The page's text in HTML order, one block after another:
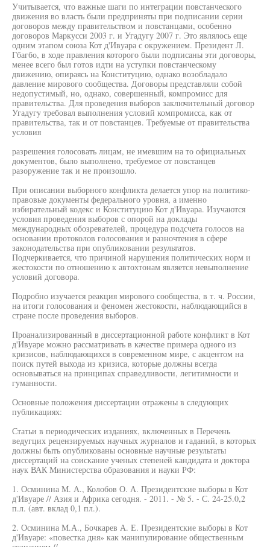
Учитывается, что важные шаги по интеграции повстанческого
движения во власть были предприняты при подписании серии
договоров между правительством и повстанцами, особенно
договоров Маркусси 2003 г. и Угадугу 2007 г. Это являлось еще
одним этапом союза Кот д'Ивуара с окружением. Президент Л.
Гбагбо, в ходе правления которого были подписаны эти договоры,
менее всего был готов идти на уступки повстанческому
движению, опираясь на Конституцию, однако возобладало
давление мирового сообщества. Договоры представляли собой
недопустимый, но, однако, совершенный, компромисс для
правительства. Для проведения выборов заключительный договор
Угадугу требовал выполнения условий компромисса, как от
правительства, так и от повстанцев. Требуемые от правительства
условия
разрешения голосовать лицам, не имевшим на то официальных
документов, было выполнено, требуемое от повстанцев
разоружение так и не произошло.
При описании выборного конфликта делается упор на политико-
правовые документы федерального уровня, а именно
избирательный кодекс и Конституцию Кот д'Ивуара. Изучаются
условия проведения выборов с опорой на доклады
международных обозревателей, процедура подсчета голосов на
основании протоколов голосования и разночтения в сфере
законодательства при опубликовании результатов.
Подчеркивается, что причиной нарушения политических норм и
жестокости по отношению к автохтонам является невыполнение
условий договора.
Подробно изучается реакция мирового сообщества, в т. ч. России,
на итоги голосования и феномен жестокости, наблюдающийся в
стране после проведения выборов.
Проанализированный в диссертационной работе конфликт в Кот
д'Ивуаре можно рассматривать в качестве примера одного из
кризисов, наблюдающихся в современном мире, с акцентом на
поиск путей выхода из кризиса, которые должны всегда
основываться на принципах справедливости, легитимности и
гуманности.
Основные положения диссертации отражены в следующих
публикациях:
Статьи в периодических изданиях, включенных в Перечень
ведугцих рецензируемых научных журналов и гаданий, в которых
должны быть опубликованы основные научные результаты
диссертаций на соискание ученых степеней кандидата и доктора
наук ВАК Министерства образования и науки РФ:
1. Осминина М. А., Колобов О. А. Президентские выборы в Кот
д'Ивуаре // Азия и Африка сегодня. - 2011. - № 5. - С. 24-25.0,2
п.л. (авт. вклад 0,1 пл.).
2. Осминина М.А., Бочкарев А. Е. Президентские выборы в Кот
д'Ивуаре: «повестка дня» как манипулирование общественным